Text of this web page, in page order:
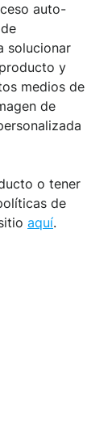
auto-
solucionar
y
medios de
de
o tener
de
aquí.